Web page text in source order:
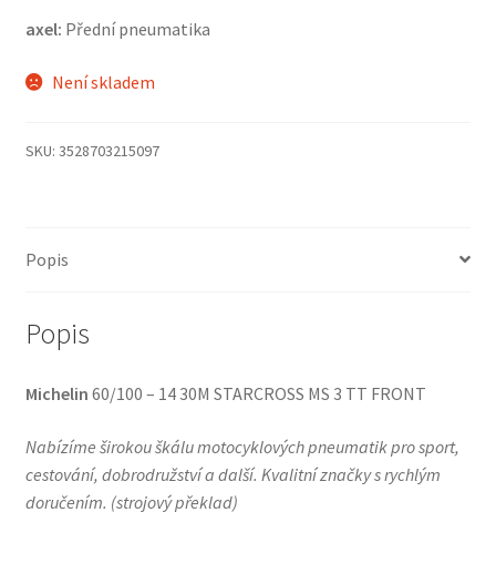
axel: Přední pneumatika
Není skladem
SKU: 3528703215097
Popis
Popis
Michelin 60/100 – 14 30M STARCROSS MS 3 TT FRONT
Nabízíme širokou škálu motocyklových pneumatik pro sport,
cestování, dobrodružství a další. Kvalitní značky s rychlým
doručením. (strojový překlad)